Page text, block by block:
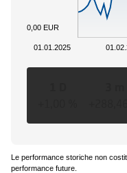
01.01.2025
0,00 EUR
Le performance storiche non
performance future.